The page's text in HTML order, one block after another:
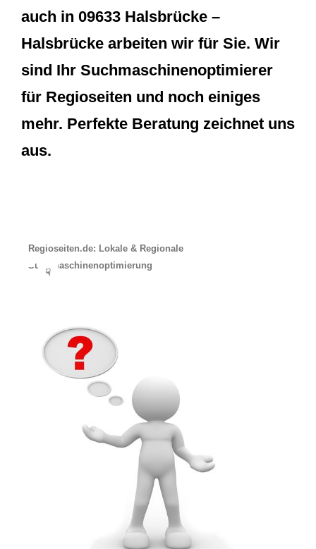
auch in 09633 Halsbrücke –
Halsbrücke arbeiten wir für Sie. Wir
sind Ihr Suchmaschinenoptimierer
für Regioseiten und noch einiges
mehr. Perfekte Beratung zeichnet uns
aus.
Regioseiten.de: Lokale & Regionale
Suchmaschinenoptimierung
☟